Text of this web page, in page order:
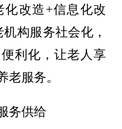
化改造+信息化改
构服务社会化，
利化，让老人享
老服务。
务供给